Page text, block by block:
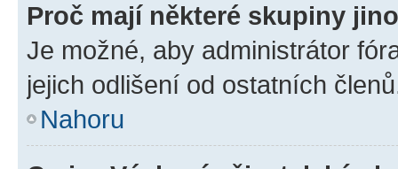
Proč mají některé skupiny
Je možné, aby administrátor
jejich odlišení od ostatních
Nahoru